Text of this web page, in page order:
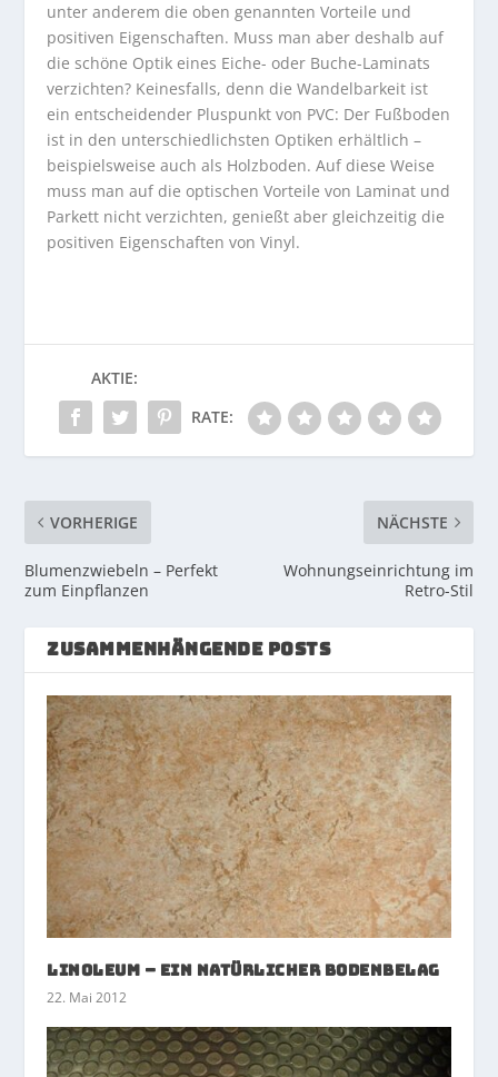
unter anderem die oben genannten Vorteile und
positiven Eigenschaften. Muss man aber deshalb auf
die schöne Optik eines Eiche- oder Buche-Laminats
verzichten? Keinesfalls, denn die Wandelbarkeit ist
ein entscheidender Pluspunkt von PVC: Der Fußboden
ist in den unterschiedlichsten Optiken erhältlich –
beispielsweise auch als Holzboden. Auf diese Weise
muss man auf die optischen Vorteile von Laminat und
Parkett nicht verzichten, genießt aber gleichzeitig die
positiven Eigenschaften von Vinyl.
AKTIE:
RATE:
VORHERIGE
Blumenzwiebeln – Perfekt
zum Einpflanzen
NÄCHSTE
Wohnungseinrichtung im
Retro-Stil
ZUSAMMENHÄNGENDE POSTS
Linoleum – ein natürlicher Bodenbelag
22. Mai 2012